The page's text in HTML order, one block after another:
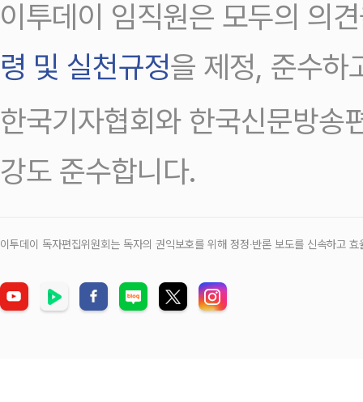
이투데이 임직원은 모두의 의
령 및 실천규정을 제정, 준수하
한국기자협회와 한국신문방송
강도 준수합니다.
이투데이 독자편집위원회는 독자의 권익보호를 위해 정정‧반론 보도를 신속하고